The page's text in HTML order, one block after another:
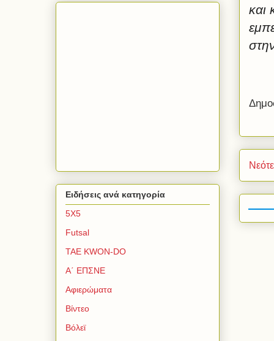
και
Ειδήσεις ανά κατηγορία
5Χ5
Futsal
TAE KWON-DO
Α΄ ΕΠΣΝΕ
Αφιερώματα
Βίντεο
Βόλεϊ